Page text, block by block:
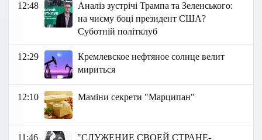
12:48
Аналіз зустрічі Трампа та Зеленського:
на чиєму боці президент США?
Суботній політклуб
12:29
Кремлевское нефтяное солнце велит
мириться
12:10 Маміни секрети "Марципан"
11:46 "СЛУЖЕНИЕ СВОЕЙ СТРАНЕ-